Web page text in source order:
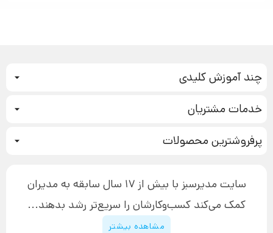
چند آموزش کلیدی
بازاریابی عصبی
تبلیغ نویسی
افزایش عملکرد
چگونه کتاب بنویسیم
دوره اینستاگرام
خدمات مشتریان
آموزش دسترسی به دانلود فایل‌ها
پیگیری سفارش
پشتیبانی
قوانین و مقررات سایت
پرفروشترین محصولاتدوره جدید سیستم سازی
سایت مدیرسبز با بیش از 17 سال سابقه به مدیران
کمک می‌کند کسب‌و‌کارشان را سریع‌تر رشد بدهند...
مشاهده بیشتر